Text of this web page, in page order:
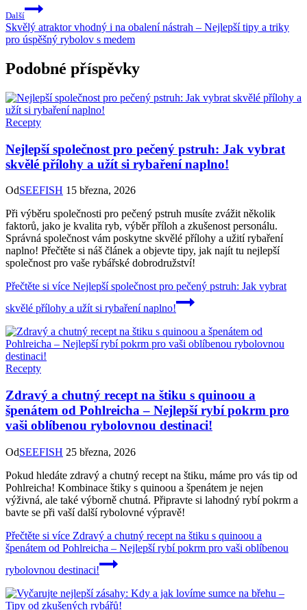
Další
Skvělý atraktor vhodný i na obalení nástrah – Nejlepší tipy a triky
pro úspěšný rybolov s medem
Podobné příspěvky
Recepty
Nejlepší společnost pro pečený pstruh: Jak vybrat
skvělé přílohy a užít si rybaření naplno!
OdSEEFISH 15 března, 2026
Při výběru společnosti pro pečený pstruh musíte zvážit několik
faktorů, jako je kvalita ryb, výběr příloh a zkušenost personálu.
Správná společnost vám poskytne skvělé přílohy a užití rybaření
naplno! Přečtěte si náš článek a objevte tipy, jak najít tu nejlepší
společnost pro vaše rybářské dobrodružství!
Přečtěte si více Nejlepší společnost pro pečený pstruh: Jak vybrat
skvělé přílohy a užít si rybaření naplno!
Recepty
Zdravý a chutný recept na štiku s quinoou a
špenátem od Pohlreicha – Nejlepší rybí pokrm pro
vaši oblíbenou rybolovnou destinaci!
OdSEEFISH 25 března, 2026
Pokud hledáte zdravý a chutný recept na štiku, máme pro vás tip od
Pohlreicha! Kombinace štiky s quinoou a špenátem je nejen
výživná, ale také výborně chutná. Připravte si lahodný rybí pokrm a
bavte se při vaší další rybolovné výpravě!
Přečtěte si více Zdravý a chutný recept na štiku s quinoou a
špenátem od Pohlreicha – Nejlepší rybí pokrm pro vaši oblíbenou
rybolovnou destinaci!